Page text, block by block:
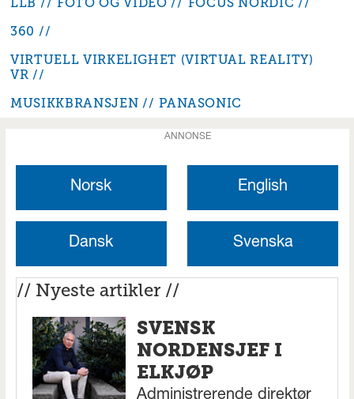
360
VIRTUELL VIRKELIGHET (VIRTUAL REALITY)
VR
MUSIKKBRANSJEN
PANASONIC
ANNONSE
Norsk English
Dansk Svenska
// Nyeste artikler //
SVENSK
NORDENSJEF I
ELKJØP
Administrerende direktør